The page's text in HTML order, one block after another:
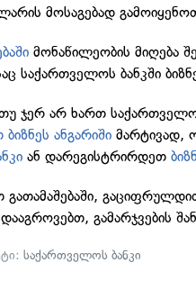
მოსაგებად
მონაწილეობის მიღება
საქართველოს ბანკში
ჯერ არ ხართ
ბიზნეს ანგარიში მარტივად,
ან დარეგისტრირდეთ
გათამაშებაში,
გამარჯვების
საქართველოს ბანკი